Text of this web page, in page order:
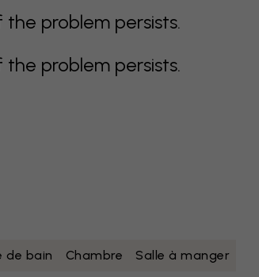
problem persists.
problem persists.
de bain Chambre Salle à manger